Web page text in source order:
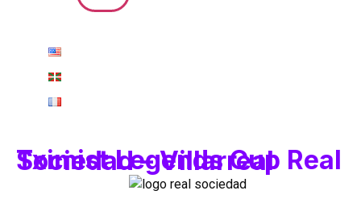
Tximist Legends Cup Real Sociedad – Villarreal